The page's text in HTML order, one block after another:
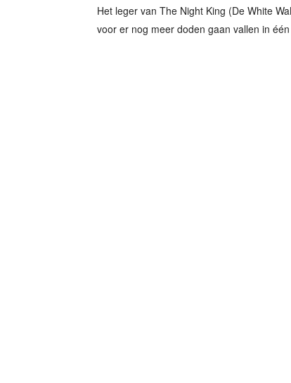
Het leger van The Night King (De White
voor er nog meer doden gaan vallen in